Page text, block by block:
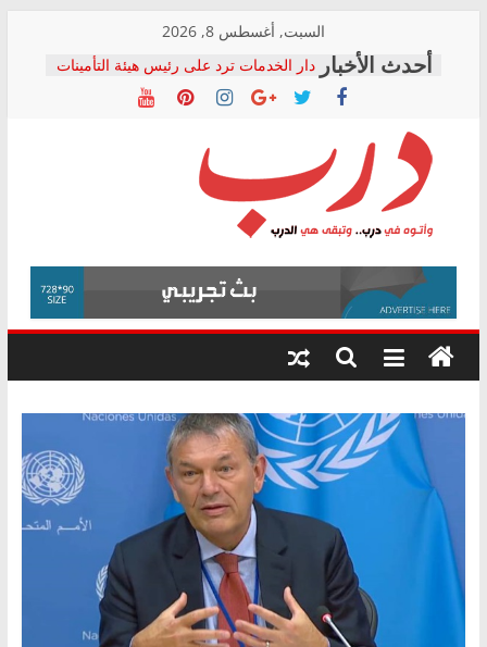
content
السبت, أغسطس 8, 2026
دار الخدمات ترد على رئيس هيئة التأمينات
بعد مؤتمره الصحفي: إنكار الأزمة لا ينهي
معاناة أصحاب المعاشات.. ونطالب بكشف
فرحات سليمان يكتب: القطاع الصحي إلى
أين؟
حزب التحالف الشعبي يطلق لجنة “الحق
في الصحة” بالإسكندرية لرصد الانتهاكات
ودعم المرضى
الوزاري لمدينة الصحفيين.. وانتهاء أعمال
إنشاء المبنى الإداري
المجلس القومي لحقوق الإنسان يعلن
متابعة قضية الدكتور محمد زهران.. ويؤكد:
قرينة البراءة وضمانات المحاكمة العادلة
درب
وأتوه
درب..
وتبقى
هي